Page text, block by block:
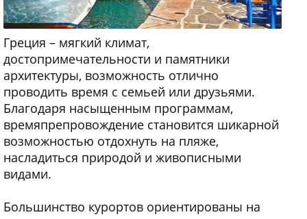
Греция – мягкий климат,
достопримечательности и памятники
архитектуры, возможность отлично
проводить время с семьей или друзьями.
Благодаря насыщенным программам,
времяпрепровождение становится шикарной
возможностью отдохнуть на пляже,
насладиться природой и живописными
видами.
Большинство курортов ориентированы на